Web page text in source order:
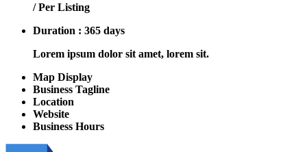
/ Per Listing
Duration : 365 days
Lorem ipsum dolor sit amet, lorem sit.
Map Display
Business Tagline
Location
Website
Business Hours